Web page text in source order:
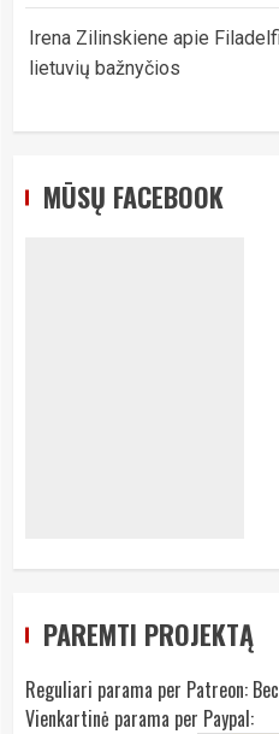
Irena Zilinskiene apie
lietuvių bažnyčios
MŪSŲ FACEBOOK
PAREMTI PROJEKTĄ
Reguliari parama per Patreon:
Vienkartinė parama per Paypal: